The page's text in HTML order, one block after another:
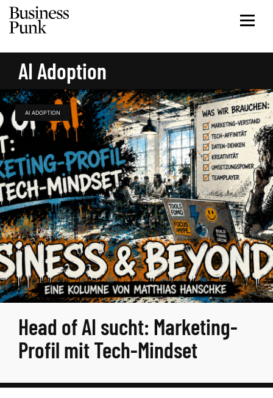
AI Adoption
AI ADOPTION
Head of AI sucht: Marketing-
Profil mit Tech-Mindset